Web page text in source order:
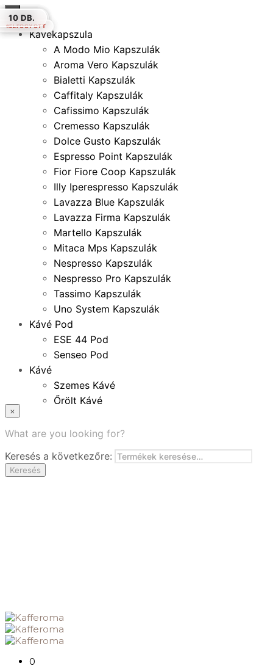
×
Kávékapszula
A Modo Mio Kapszulák
Aroma Vero Kapszulák
Bialetti Kapszulák
Caffitaly Kapszulák
Cafissimo Kapszulák
Cremesso Kapszulák
Dolce Gusto Kapszulák
Espresso Point Kapszulák
Fior Fiore Coop Kapszulák
Illy Iperespresso Kapszulák
Lavazza Blue Kapszulák
Lavazza Firma Kapszulák
Martello Kapszulák
Mitaca Mps Kapszulák
Nespresso Kapszulák
Nespresso Pro Kapszulák
Tassimo Kapszulák
Uno System Kapszulák
Kávé Pod
ESE 44 Pod
Senseo Pod
Kávé
Szemes Kávé
Őrölt Kávé
Instant Kávé
Zacskó Tea
Tartozékok
×
What are you looking for?
Keresés a következőre:
Keresés
0
50 DB.
10 DB.
ELFOGYOTT
10 DB.
ELFOGYOTT
10 DB.
30 DB.
18 DB.
ELFOGYOTT
10 DB.